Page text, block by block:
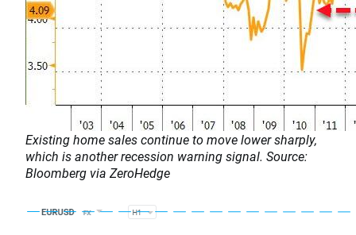
Existing home sales continue to move lower sharply,
which is another recession warning signal. Source:
Bloomberg via ZeroHedge